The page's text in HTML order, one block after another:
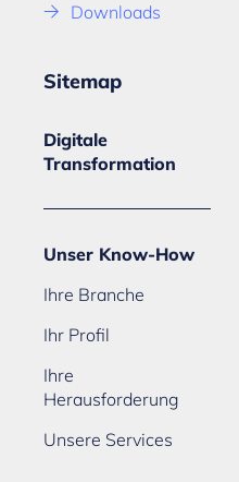
Downloads
Sitemap
Digitale
Transformation
Unser Know-How
Ihre Branche
Ihr Profil
Ihre
Herausforderung
Unsere Services